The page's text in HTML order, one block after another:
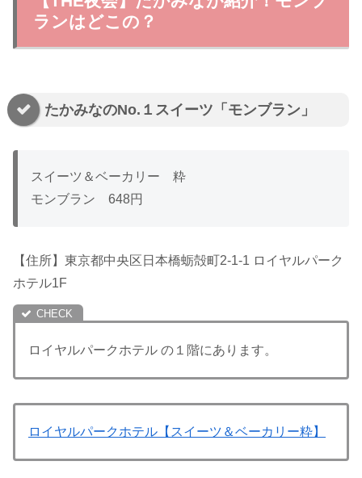
ランはどこの？
たかみなのNo.１スイーツ「モンブラン」
スイーツ＆ベーカリー 粋
モンブラン 648円
【住所】東京都中央区日本橋蛎殻町2-1-1 ロイヤルパーク
ホテル1F
ロイヤルパークホテル の１階にあります。
ロイヤルパークホテル【スイーツ＆ベーカリー粋】